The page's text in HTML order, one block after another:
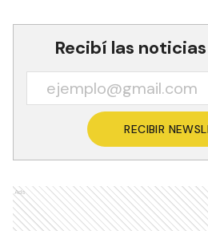
Recibí las
RECIBIR
Ads